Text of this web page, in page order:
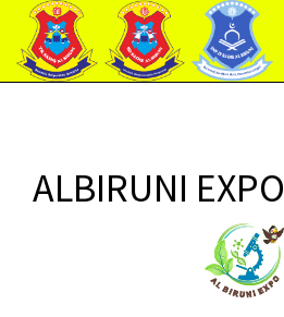
ALBIRUNI EXPO